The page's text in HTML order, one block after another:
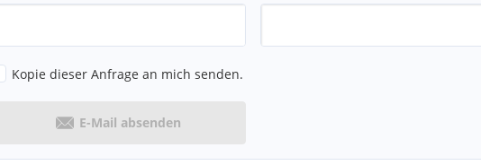
Kopie dieser Anfrage an mich senden.
E-Mail absenden